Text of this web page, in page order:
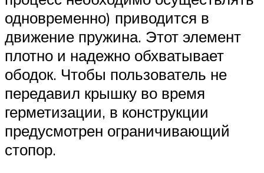
одновременно) приводится в
движение пружина. Этот элемент
плотно и надежно обхватывает
ободок. Чтобы пользователь не
передавил крышку во время
герметизации, в конструкции
предусмотрен ограничивающий
стопор.